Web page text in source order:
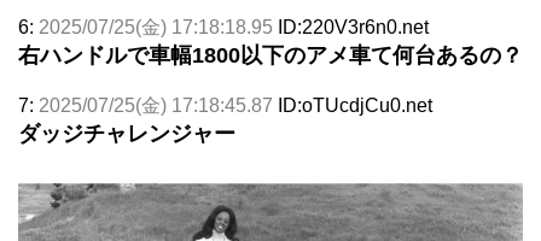
6: 2025/07/25(金) 17:18:18.95 ID:220V3r6n0.net
右ハンドルで車幅1800以下のアメ車て何台あるの？
7: 2025/07/25(金) 17:18:45.87 ID:oTUcdjCu0.net
ダッジチャレンジャー